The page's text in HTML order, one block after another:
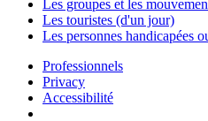
Les groupes et les
Les touristes (d'un jour)
Les personnes handicapées
Professionnels
Privacy
Accessibilité